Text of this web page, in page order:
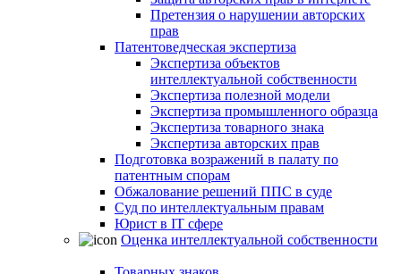
Претензия о нарушении авторских
прав
Патентоведческая экспертиза
Экспертиза объектов
интеллектуальной собственности
Экспертиза полезной модели
Экспертиза промышленного образца
Экспертиза товарного знака
Экспертиза авторских прав
Подготовка возражений в палату по
патентным спорам
Обжалование решений ППС в суде
Суд по интеллектуальным правам
Юрист в IT сфере
Оценка интеллектуальной собственности